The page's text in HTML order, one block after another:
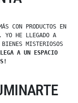
CON PRODUCTOS EN
YO HE LLEGADO A
MISTERIOSOS
A UN ESPACIO